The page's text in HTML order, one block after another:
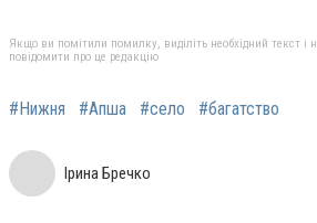
Якщо ви помітили помилку, виділіть необхідний текст і
повідомити про це редакцію
#Нижня #Апша #село #багатство
Ірина Бречко